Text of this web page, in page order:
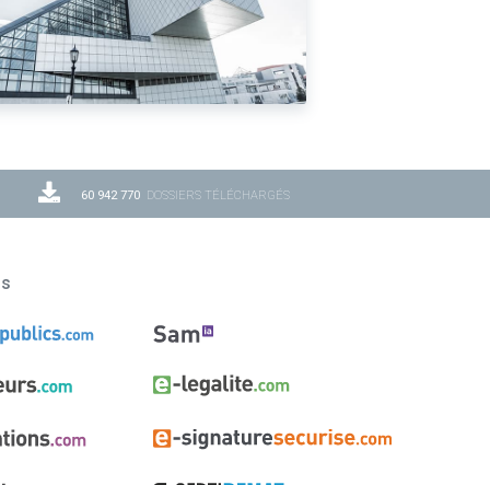
60 942 770 DOSSIERS TÉLÉCHARGÉS